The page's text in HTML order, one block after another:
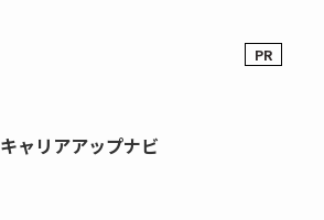
キャリアアップナビ